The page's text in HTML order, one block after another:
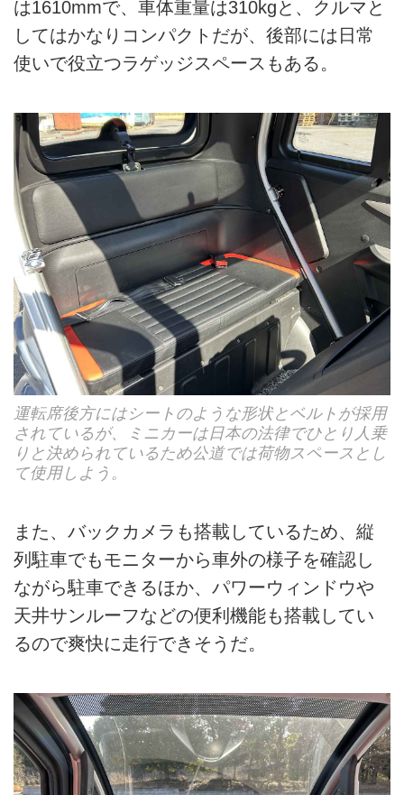
は1610mmで、車体重量は310kgと、クルマと
してはかなりコンパクトだが、後部には日常
使いで役立つラゲッジスペースもある。
運転席後方にはシートのような形状とベルトが採用
されているが、ミニカーは日本の法律でひとり人乗
りと決められているため公道では荷物スペースとし
て使用しよう。
また、バックカメラも搭載しているため、縦
列駐車でもモニターから車外の様子を確認し
ながら駐車できるほか、パワーウィンドウや
天井サンルーフなどの便利機能も搭載してい
るので爽快に走行できそうだ。